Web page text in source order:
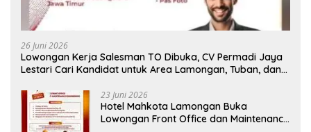
26 Juni 2026
Lowongan Kerja Salesman TO Dibuka, CV Permadi Jaya
Lestari Cari Kandidat untuk Area Lamongan, Tuban, dan
23 Juni 2026
Hotel Mahkota Lamongan Buka
Lowongan Front Office dan Maintenance